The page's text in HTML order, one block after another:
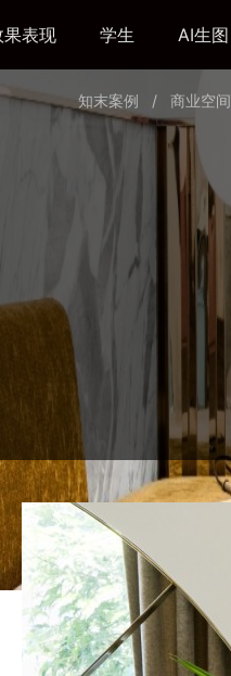
果表现 学生 AI生图
知末案例 / 商业空间